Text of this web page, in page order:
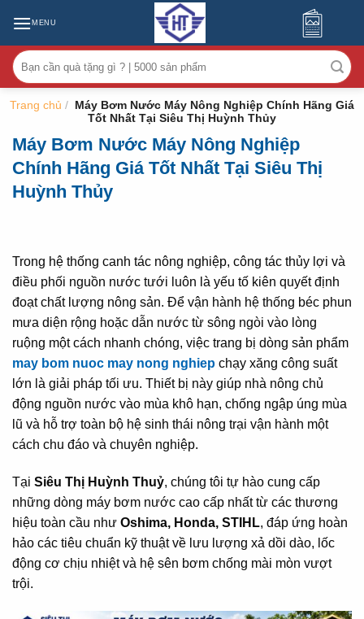
MENU
Tìm
kiếm:
Trang chủ / Máy Bơm Nước Máy Nông Nghiệp Chính Hãng Giá
Tốt Nhất Tại Siêu Thị Huỳnh Thủy
Máy Bơm Nước Máy Nông Nghiệp
Chính Hãng Giá Tốt Nhất Tại Siêu Thị
Huỳnh Thủy
Trong hệ thống canh tác nông nghiệp, công tác thủy lợi và
điều phối nguồn nước tưới luôn là yếu tố kiên quyết định
đoạt chất lượng nông sản. Để vận hành hệ thống béc phun
mưa diện rộng hoặc dẫn nước từ sông ngòi vào lòng
ruộng một cách nhanh chóng, việc trang bị dòng sản phẩm
may bom nuoc may nong nghiep chạy xăng công suất
lớn là giải pháp tối ưu. Thiết bị này giúp nhà nông chủ
động nguồn nước vào mùa khô hạn, chống ngập úng mùa
lũ và hỗ trợ toàn bộ hệ sinh thái nông trại vận hành một
cách chu đáo và chuyên nghiệp.
Tại Siêu Thị Huỳnh Thuỷ, chúng tôi tự hào cung cấp
những dòng máy bơm nước cao cấp nhất từ các thương
hiệu toàn cầu như Oshima, Honda, STIHL, đáp ứng hoàn
hảo các tiêu chuẩn kỹ thuật về lưu lượng xả dồi dào, lốc
động cơ chịu nhiệt và hệ sên bơm chống mài mòn vượt
trội.